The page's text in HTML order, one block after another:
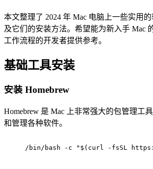
本文整理了 2024 年 Mac 电脑上一些实用
及它们的安装方法。希望能为新入手 Mac
工作流程的开发者提供参考。
基础工具安装
安装 Homebrew
Homebrew 是 Mac 上非常强大的包管理工
和管理各种软件。
/bin/bash -c " $(curl -fsSL